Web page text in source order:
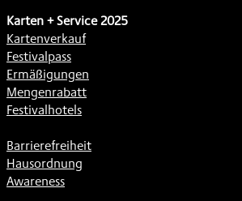
Karten + Service 2025
Kartenverkauf
Festivalpass
Ermäßigungen
Mengenrabatt
Festivalhotels
Barrierefreiheit
Hausordnung
Awareness